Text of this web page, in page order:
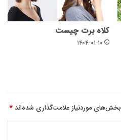
کلاه برت چیست
۱۴۰۴-۰۱-۱۰
بخش‌های موردنیاز علامت‌گذاری شده‌اند*